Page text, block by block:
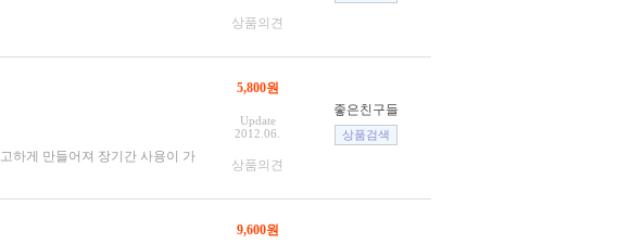
상품의견
하게 만들어져 장기간 사용이 가
5,800원
Update
2012.06.
상품의견
좋은친구들
9,600원